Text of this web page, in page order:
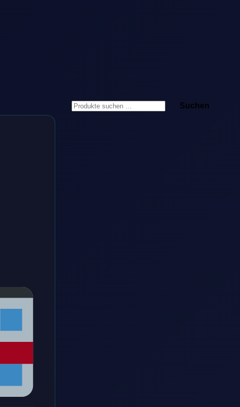
Suchen
nach:
Suchen